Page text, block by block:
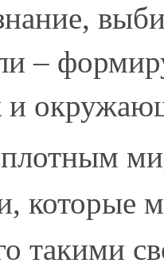
–
и
которые
такими